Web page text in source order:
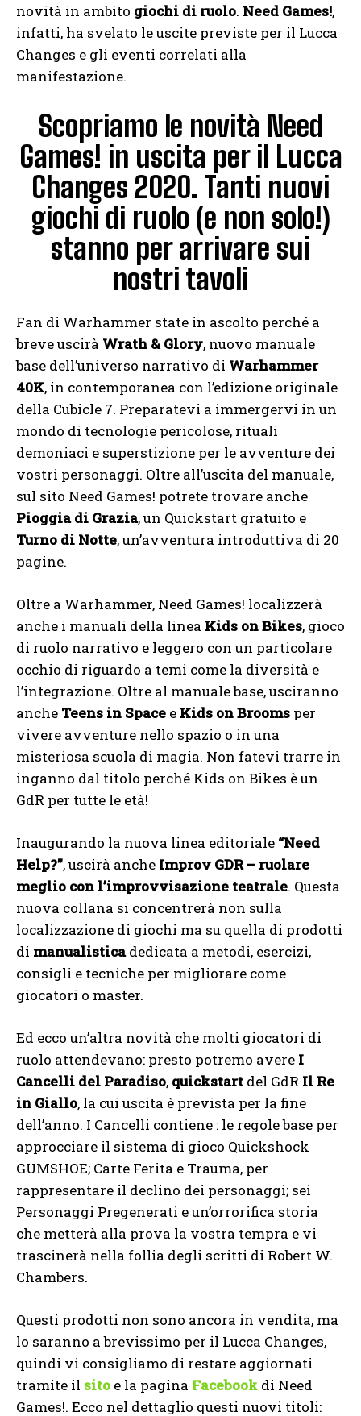
novità in ambito giochi di ruolo. Need Games!,
infatti, ha svelato le uscite previste per il Lucca
Changes e gli eventi correlati alla
manifestazione.
Scopriamo le novità Need
Games! in uscita per il Lucca
Changes 2020. Tanti nuovi
giochi di ruolo (e non solo!)
stanno per arrivare sui
nostri tavoli
Fan di Warhammer state in ascolto perché a
breve uscirà Wrath & Glory, nuovo manuale
base dell’universo narrativo di Warhammer
40K, in contemporanea con l’edizione originale
della Cubicle 7. Preparatevi a immergervi in un
mondo di tecnologie pericolose, rituali
demoniaci e superstizione per le avventure dei
vostri personaggi. Oltre all’uscita del manuale,
sul sito Need Games! potrete trovare anche
Pioggia di Grazia, un Quickstart gratuito e
Turno di Notte, un’avventura introduttiva di 20
pagine.
Oltre a Warhammer, Need Games! localizzerà
anche i manuali della linea Kids on Bikes, gioco
di ruolo narrativo e leggero con un particolare
occhio di riguardo a temi come la diversità e
l’integrazione. Oltre al manuale base, usciranno
anche Teens in Space e Kids on Brooms per
vivere avventure nello spazio o in una
misteriosa scuola di magia. Non fatevi trarre in
inganno dal titolo perché Kids on Bikes è un
GdR per tutte le età!
Inaugurando la nuova linea editoriale “Need
Help?”, uscirà anche Improv GDR – ruolare
meglio con l’improvvisazione teatrale. Questa
nuova collana si concentrerà non sulla
localizzazione di giochi ma su quella di prodotti
di manualisticadedicata a metodi, esercizi,
consigli e tecniche per migliorare come
giocatori o master.
Ed ecco un’altra novità che molti giocatori di
ruolo attendevano: presto potremo avere I
Cancelli del Paradiso, quickstart del GdR Il Re
in Giallo, la cui uscita è prevista per la fine
dell’anno. I Cancelli contiene : le regole base per
approcciare il sistema di gioco Quickshock
GUMSHOE; Carte Ferita e Trauma, per
rappresentare il declino dei personaggi; sei
Personaggi Pregenerati e un’orrorifica storia
che metterà alla prova la vostra tempra e vi
trascinerà nella follia degli scritti di Robert W.
Chambers.
Questi prodotti non sono ancora in vendita, ma
lo saranno a brevissimo per il Lucca Changes,
quindi vi consigliamo di restare aggiornati
tramite il sito e la pagina Facebook di Need
Games!. Ecco nel dettaglio questi nuovi titoli: